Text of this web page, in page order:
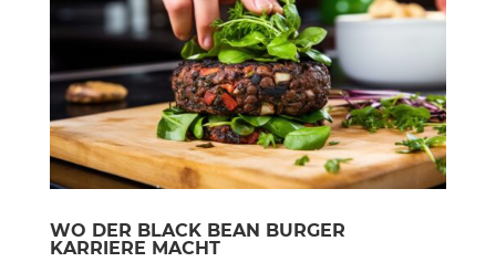
WO DER BLACK BEAN BURGER
KARRIERE MACHT